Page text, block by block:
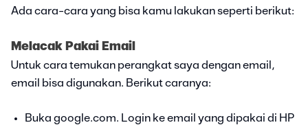
Ada cara-cara yang bisa kamu lakukan seperti berikut:
Melacak Pakai Email
Untuk cara temukan perangkat saya dengan email,
email bisa digunakan. Berikut caranya:
Buka google.com. Login ke email yang dipakai di HP